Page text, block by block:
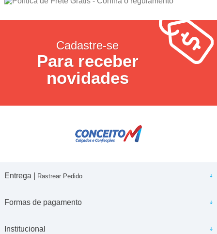
Cadastre-se
Para receber
novidades
Entrega | Rastrear Pedido
Formas de pagamento
Institucional